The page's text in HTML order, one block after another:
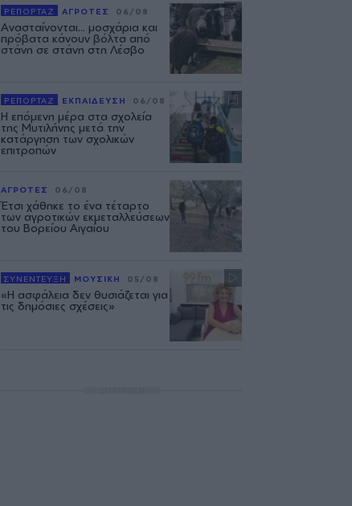
ΡΕΠΟΡΤΑΖ ΑΓΡΟΤΕΣ 06/08
Ανασταίνονται... μοσχάρια και
πρόβατα κάνουν βόλτα από
στάνη σε στάνη στη Λέσβο
ΡΕΠΟΡΤΑΖ ΕΚΠΑΙΔΕΥΣΗ 06/08
Η επόμενη μέρα στα σχολεία
της Μυτιλήνης μετά την
κατάργηση των σχολικών
επιτροπών
ΑΓΡΟΤΕΣ 06/08
Έτσι χάθηκε το ένα τέταρτο
των αγροτικών εκμεταλλεύσεων
του Βορείου Αιγαίου
ΣΥΝΕΝΤΕΥΞΗ ΜΟΥΣΙΚΗ 05/08
«Η ασφάλεια δεν θυσιάζεται για
τις δημόσιες σχέσεις»